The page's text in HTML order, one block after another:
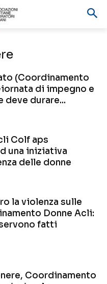
(Coordinamento
di impegno e
deve durare...
Colf aps
una iniziativa
delle donne
la violenza sulle
Donne Acli:
fatti
Coordinamento